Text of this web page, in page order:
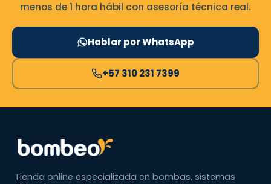
menos de 1 hora hábil con asesoría técnica real.
Hablar por WhatsApp
+57 310 231 7399
Tienda online especializada en bombas, sistemas